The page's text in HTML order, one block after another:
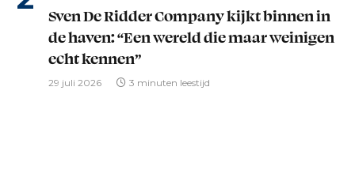
Sven De Ridder Company kijkt binnen in
de haven: “Een wereld die maar weinigen
echt kennen”
29 juli 2026 3 minuten leestijd